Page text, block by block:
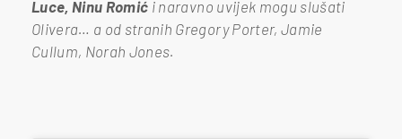
Luce, Ninu Romić i naravno uvijek mogu slušati
Olivera… a od stranih Gregory Porter, Jamie
Cullum, Norah Jones.